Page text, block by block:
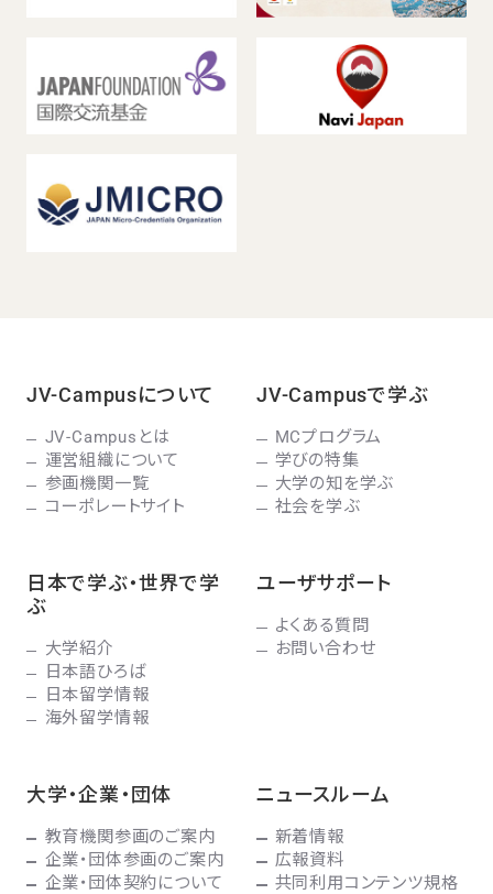
JV-Campusについて
JV-Campusとは
運営組織について
参画機関一覧
コーポレートサイト
JV-Campusで学ぶ
MCプログラム
学びの特集
大学の知を学ぶ
社会を学ぶ
日本で学ぶ・世界で学
ぶ
大学紹介
日本語ひろば
日本留学情報
海外留学情報
ユーザサポート
よくある質問
お問い合わせ
大学・企業・団体
教育機関参画のご案内
企業・団体参画のご案内
企業・団体契約について
ニュースルーム
新着情報
広報資料
共同利用コンテンツ規格